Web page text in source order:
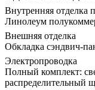
Внутренняя отделка
Линолеум
Внешняя отделка
Обкладка сэндвич-
Электропроводка
Полный комплект:
распределительный